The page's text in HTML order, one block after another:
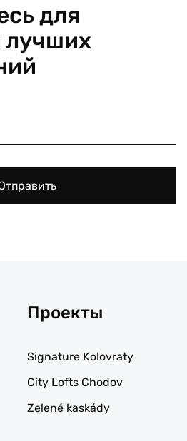
для
лучших
Проекты
Signature Kolovraty
City Lofts Chodov
Zelené kaskády